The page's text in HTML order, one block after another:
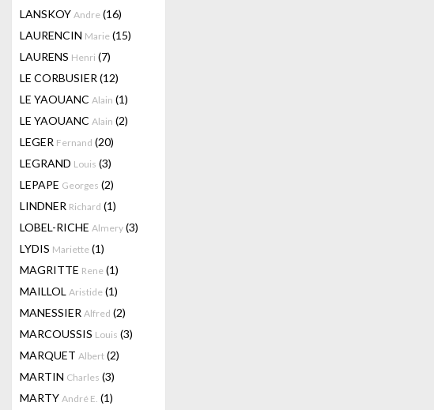
LANSKOY Andre (16)
LAURENCIN Marie (15)
LAURENS Henri (7)
LE CORBUSIER (12)
LE YAOUANC Alain (1)
LE YAOUANC Alain (2)
LEGER Fernand (20)
LEGRAND Louis (3)
LEPAPE Georges (2)
LINDNER Richard (1)
LOBEL-RICHE Almery (3)
LYDIS Mariette (1)
MAGRITTE Rene (1)
MAILLOL Aristide (1)
MANESSIER Alfred (2)
MARCOUSSIS Louis (3)
MARQUET Albert (2)
MARTIN Charles (3)
MARTY André E. (1)